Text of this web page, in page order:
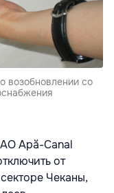
возобновлении со
Apă-Canal
от
Чеканы,